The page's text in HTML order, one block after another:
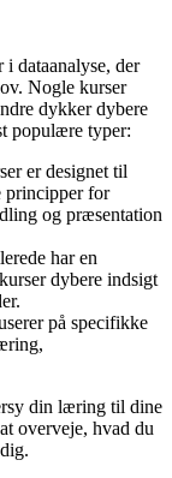
dataanalyse, der
Nogle kurser
dykker dybere
populære typer:
er designet til
principper for
og præsentation
har en
dybere indsigt
på specifikke
din læring til dine
overveje, hvad du